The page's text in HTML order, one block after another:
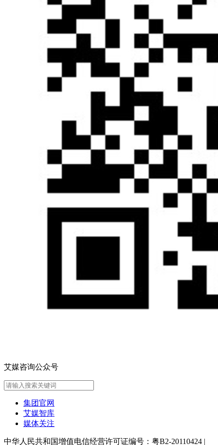
艾媒咨询公众号
集团官网
艾媒智库
媒体关注
中华人民共和国增值电信经营许可证编号：粤B2-20110424 |